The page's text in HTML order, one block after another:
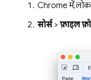
Chrome में,
सोर्स>फ़ाइल